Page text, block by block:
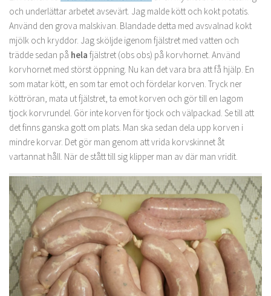
och underlättar arbetet avsevärt. Jag malde kött och kokt potatis.
Använd den grova malskivan. Blandade detta med avsvalnad kokt
mjölk och kryddor. Jag sköljde igenom fjälstret med vatten och
trädde sedan på hela fjälstret (obs obs) på korvhornet. Använd
korvhornet med störst öppning. Nu kan det vara bra att få hjälp. En
som matar kött, en som tar emot och fördelar korven. Tryck ner
köttröran, mata ut fjälstret, ta emot korven och gör till en lagom
tjock korvrundel. Gör inte korven för tjock och välpackad. Se till att
det finns ganska gott om plats. Man ska sedan dela upp korven i
mindre korvar. Det gör man genom att vrida korvskinnet åt
vartannat håll. När de stått till sig klipper man av där man vridit.